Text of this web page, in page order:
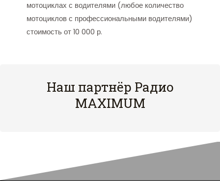
мотоциклах с водителями (любое количество
мотоциклов с профессиональными водителями)
стоимость от 10 000 р.
Наш партнёр Радио
MAXIMUM